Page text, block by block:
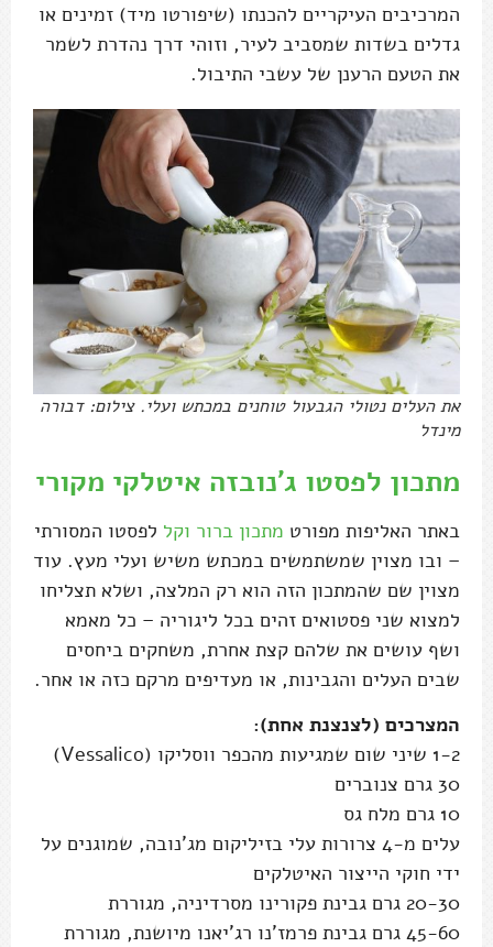
המרכיבים העיקריים להכנתו (שיפורטו מיד) זמינים או
גדלים בשדות שמסביב לעיר, וזוהי דרך נהדרת לשמר
את הטעם הרענן של עשבי התיבול.
את העלים נטולי הגבעול טוחנים במכתש ועלי. צילום: דבורה
מינדל
מתכון לפסטו ג'נובזה איטלקי מקורי
באתר האליפות מפורט מתכון ברור וקל לפסטו המסורתי
– ובו מצוין שמשתמשים במכתש משיש ועלי מעץ. עוד
מצוין שם שהמתכון הזה הוא רק המלצה, ושלא תצליחו
למצוא שני פסטואים זהים בכל ליגוריה – כל מאמא
ושף עושים את שלהם קצת אחרת, משחקים ביחסים
שבים העלים והגבינות, או מעדיפים מרקם כזה או אחר.
המצרכים (לצנצנת אחת):
1-2 שיני שום שמגיעות מהכפר ווסליקו (Vessalico)
30 גרם צנוברים
10 גרם מלח גס
עלים מ-4 צרורות עלי בזיליקום מג'נובה, שמוגנים על
ידי חוקי הייצור האיטלקים
20-30 גרם גבינת פקורינו מסרדיניה, מגוררת
45-60 גרם גבינת פרמז'נו רג'יאנו מיושנת, מגוררת